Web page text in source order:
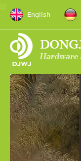
English